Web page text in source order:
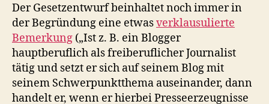
Der Gesetzentwurf beinhaltet noch immer in
der Begründung eine etwasverklausulierte
Bemerkung („Ist z. B. ein Blogger
hauptberuflich als freiberuflicher Journalist
tätig und setzt er sich auf seinem Blog mit
seinem Schwerpunktthema auseinander, dann
handelt er, wenn er hierbei Presseerzeugnisse